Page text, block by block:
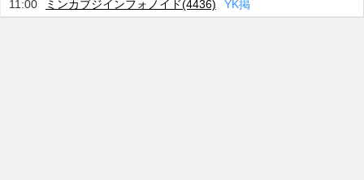
11:00
ミンカブジインフォノイド(4436) YK掲